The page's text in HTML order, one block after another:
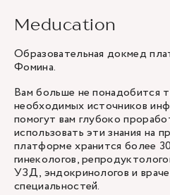
Meducation
Образовательная докмед
Фомина.
Вам больше не понадобится
необходимых источников
помогут вам глубоко
использовать эти знания на
платформе хранится более
гинекологов,
УЗД, эндокринологов и
специальностей.